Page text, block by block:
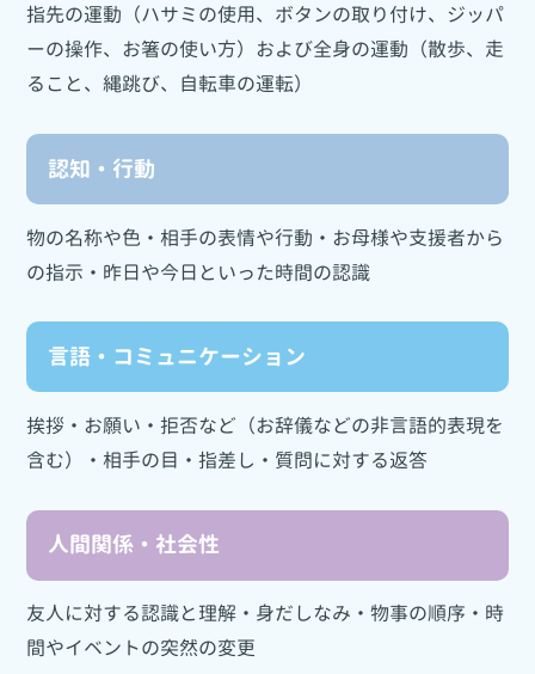
指先の運動（ハサミの使用、ボタンの取り付け、ジッパ
ーの操作、お箸の使い方）および全身の運動（散歩、走
ること、縄跳び、自転車の運転）
認知・行動
物の名称や色・相手の表情や行動・お母様や支援者から
の指示・昨日や今日といった時間の認識
言語・コミュニケーション
挨拶・お願い・拒否など（お辞儀などの非言語的表現を
含む）・相手の目・指差し・質問に対する返答
人間関係・社会性
友人に対する認識と理解・身だしなみ・物事の順序・時
間やイベントの突然の変更